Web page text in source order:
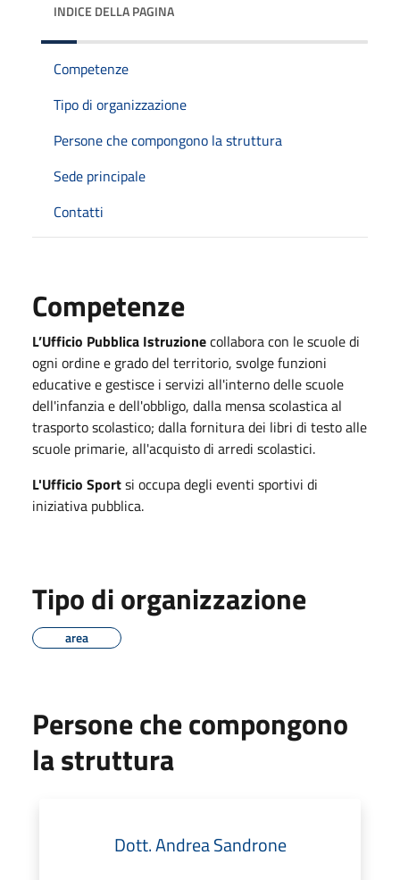
INDICE DELLA PAGINA
Competenze
Tipo di organizzazione
Persone che compongono la struttura
Sede principale
Contatti
Competenze
L’Ufficio Pubblica Istruzionecollabora con le scuoledi
ogni ordinee gradodel territorio, svolge funzioni
educative e gestisce i servizi all'interno delle scuole
dell'infanzia e dell'obbligo, dalla mensascolastica al
trasportoscolastico; dalla fornitura dei libri di testoalle
scuole primarie, all'acquistodi arredi scolastici.
L'Ufficio Sportsi occupa degli eventi sportivi di
iniziativa pubblica.
Tipo di organizzazione
area
Persone che compongono
la struttura
Dott. Andrea Sandrone